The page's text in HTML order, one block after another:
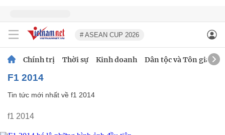
# ASEAN CUP 2026
Chính trị Thời sự Kinh doanh Dân tộc và Tôn giáo
f1 2014
Tin tức mới nhất về f1 2014
f1 2014